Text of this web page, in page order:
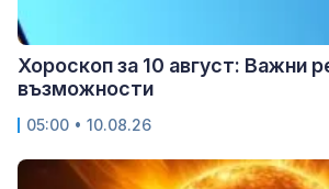
Хороскоп за 10 август: Важни
възможности
05:00 • 10.08.26